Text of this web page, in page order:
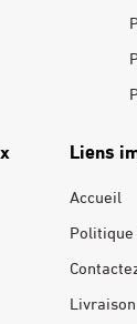
Liens
Accueil
Livraison